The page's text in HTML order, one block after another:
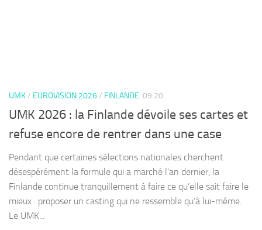
UMK/ EUROVISION 2026/ FINLANDE 09:20
UMK 2026 : la Finlande dévoile ses cartes et
refuse encore de rentrer dans une case
Pendant que certaines sélections nationales cherchent
désespérément la formule qui a marché l’an dernier, la
Finlande continue tranquillement à faire ce qu’elle sait faire le
mieux : proposer un casting qui ne ressemble qu’à lui-même.
Le UMK...